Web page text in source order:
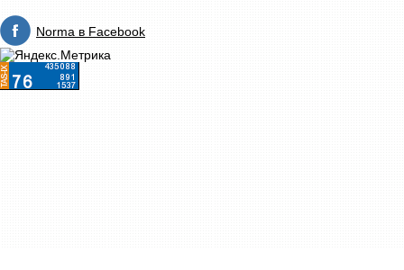
Norma в Facebook